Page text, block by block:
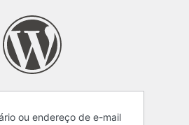
ou endereço de e-mail